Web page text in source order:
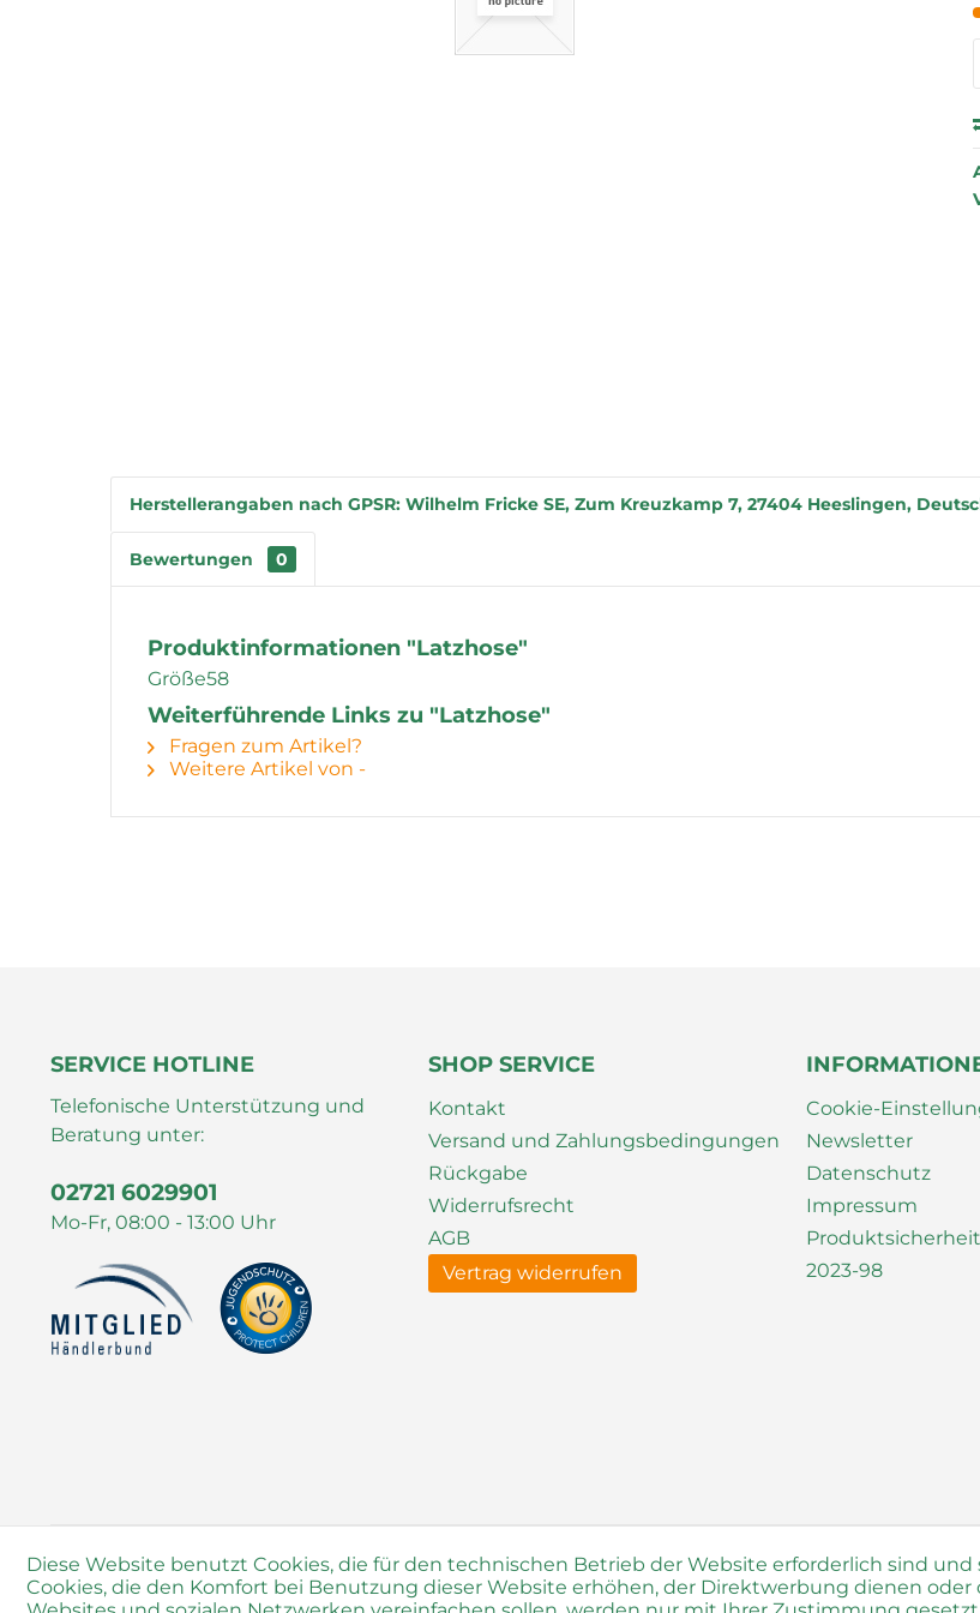
Herstellerangaben nach GPSR: Wilhelm Fricke SE, Zum Kreuzkamp 7, 27404 Heeslingen,
Bewertungen 0
Produktinformationen "Latzhose"
Größe58
Weiterführende Links zu "Latzhose"
Fragen zum Artikel?
Weitere Artikel von -
SERVICE HOTLINE
Telefonische Unterstützung und
Beratung unter:
02721 6029901
Mo-Fr, 08:00 - 13:00 Uhr
SHOP SERVICE
Kontakt
Versand und Zahlungsbedingungen
Rückgabe
Widerrufsrecht
AGB
Vertrag widerrufen
Cookie-
Newsletter
Datenschutz
Impressum
2023-98
Diese Website benutzt Cookies, die für den technischen Betrieb der Website erforderlich sind
Cookies, die den Komfort bei Benutzung dieser Website erhöhen, der Direktwerbung dienen